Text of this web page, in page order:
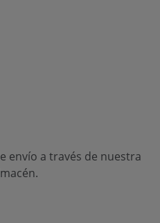
envío a través de nuestra